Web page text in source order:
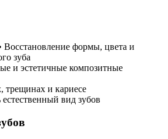
Восстановление формы, цвета и
зуба
и эстетичные композитные
трещинах и кариесе
естественный вид зубов